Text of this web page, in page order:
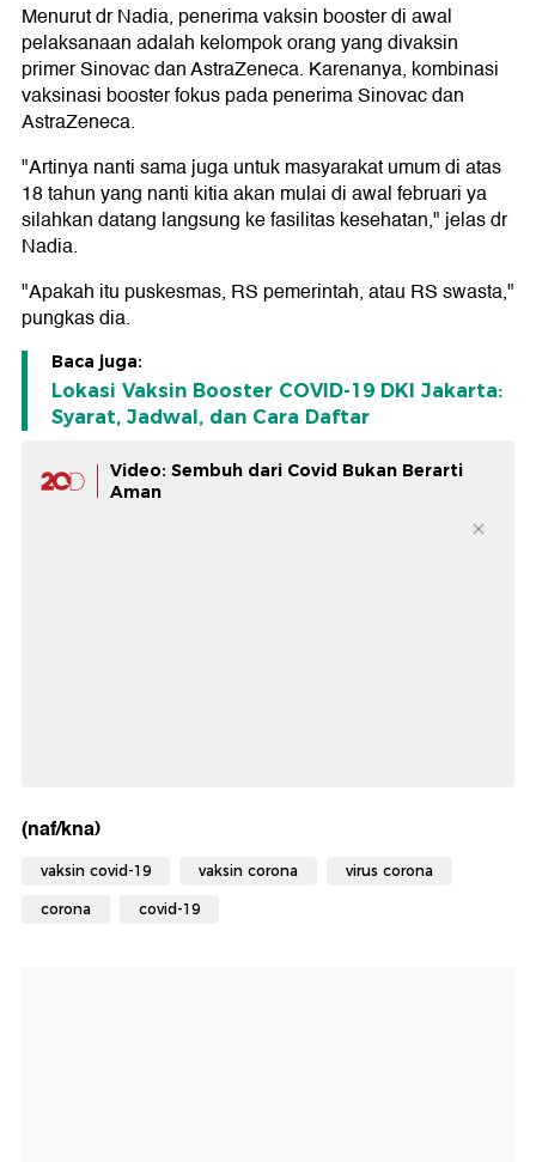
Menurut dr Nadia, penerima vaksin booster di awal
pelaksanaan adalah kelompok orang yang divaksin
primer Sinovac dan AstraZeneca. Karenanya, kombinasi
vaksinasi booster fokus pada penerima Sinovac dan
AstraZeneca.
"Artinya nanti sama juga untuk masyarakat umum di atas
18 tahun yang nanti kitia akan mulai di awal februari ya
silahkan datang langsung ke fasilitas kesehatan," jelas dr
Nadia.
"Apakah itu puskesmas, RS pemerintah, atau RS swasta,"
pungkas dia.
Baca juga:
Lokasi Vaksin Booster COVID-19 DKI Jakarta:
Syarat, Jadwal, dan Cara Daftar
Video: Sembuh dari Covid Bukan Berarti
Aman
(naf/kna)
vaksin covid-19 vaksin corona virus corona
corona covid-19